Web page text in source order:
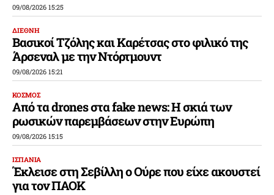
09/08/2026 15:25
ΔΙΕΘΝΗ
Βασικοί Τζόλης και Καρέτσας στο φιλικό της
Άρσεναλ με την Ντόρτμουντ
09/08/2026 15:21
ΚΟΣΜΟΣ
Από τα drones στα fake news: Η σκιά των
ρωσικών παρεμβάσεων στην Ευρώπη
09/08/2026 15:15
ΙΣΠΑΝΙΑ
Έκλεισε στη Σεβίλλη ο Ούρε που είχε ακουστεί
για τον ΠΑΟΚ